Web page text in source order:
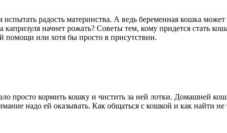
радость материнства. А ведь беременная кошка
начнет рожать? Советы тем, кому придется стать
помощи или хотя бы просто в присутствии.
просто кормить кошку и чистить за ней лотки. Домашней
надо ей оказывать. Как общаться с кошкой и как найти